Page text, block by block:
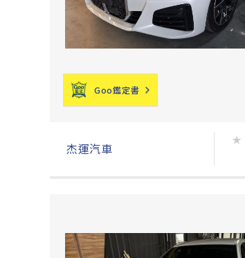
Goo鑑定書
杰運汽車
★